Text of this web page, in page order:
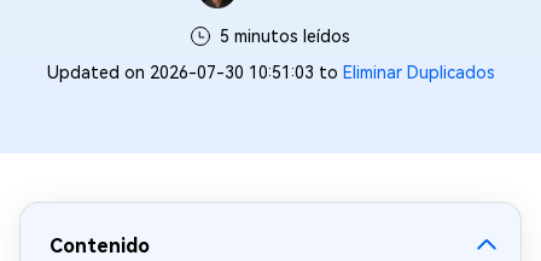
5 minutos leídos
Updated on 2026-07-30 10:51:03 to Eliminar Duplicados
Contenido